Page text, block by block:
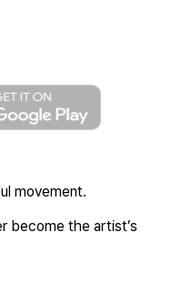
ul movement.
r become the artist’s